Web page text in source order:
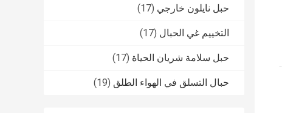
حبل نايلون خارجي (17)
التخييم غي الحبال (17)
حبل سلامة شريان الحياة (17)
حبال التسلق في الهواء الطلق (19)